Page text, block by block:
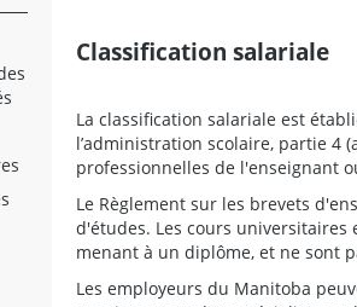
Classification salariale
La classification salariale est
l’administration scolaire, partie 4
professionnelles de l'enseignant
Le Règlement sur les brevets
d'études. Les cours universitaires
menant à un diplôme, et ne sont
Les employeurs du Manitoba